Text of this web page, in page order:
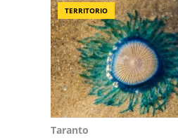
TERRITORIO
Taranto